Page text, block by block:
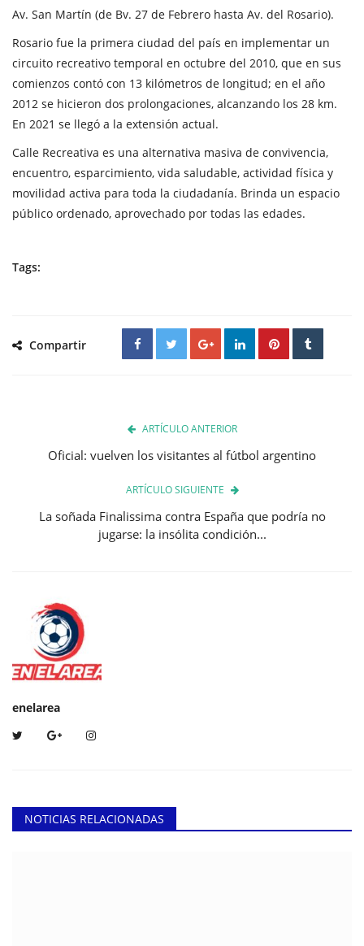
Av. San Martín (de Bv. 27 de Febrero hasta Av. del Rosario).
Rosario fue la primera ciudad del país en implementar un
circuito recreativo temporal en octubre del 2010, que en sus
comienzos contó con 13 kilómetros de longitud; en el año
2012 se hicieron dos prolongaciones, alcanzando los 28 km.
En 2021 se llegó a la extensión actual.
Calle Recreativa es una alternativa masiva de convivencia,
encuentro, esparcimiento, vida saludable, actividad física y
movilidad activa para toda la ciudadanía. Brinda un espacio
público ordenado, aprovechado por todas las edades.
Tags:
Compartir
ARTÍCULO ANTERIOR
Oficial: vuelven los visitantes al fútbol argentino
ARTÍCULO SIGUIENTE
La soñada Finalissima contra España que podría no
jugarse: la insólita condición...
enelarea
NOTICIAS RELACIONADAS